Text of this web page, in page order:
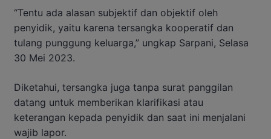
“Tentu ada alasan subjektif dan objektif oleh
penyidik, yaitu karena tersangka kooperatif dan
tulang punggung keluarga,” ungkap Sarpani, Selasa
30 Mei 2023.
Diketahui, tersangka juga tanpa surat panggilan
datang untuk memberikan klarifikasi atau
keterangan kepada penyidik dan saat ini menjalani
wajib lapor.